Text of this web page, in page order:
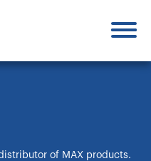
of MAX products.